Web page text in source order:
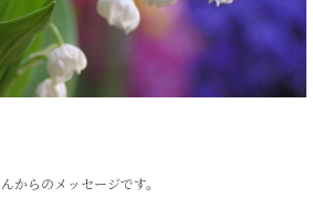
らのメッセージです。